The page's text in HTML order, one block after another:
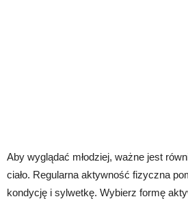
Aby wyglądać młodziej, ważne jest
ciało. Regularna aktywność fizyczna
kondycję i sylwetkę. Wybierz formę